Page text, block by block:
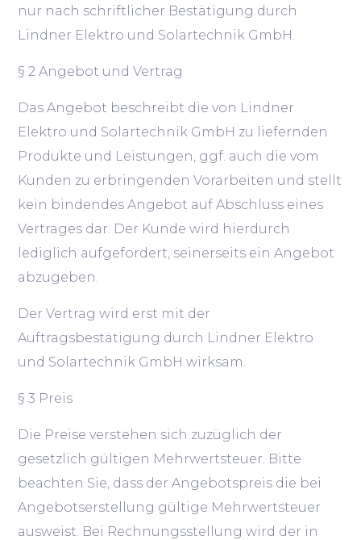
nur nach schriftlicher Bestätigung durch
Lindner Elektro und Solartechnik GmbH.
§ 2 Angebot und Vertrag
Das Angebot beschreibt die von Lindner
Elektro und Solartechnik GmbH zu liefernden
Produkte und Leistungen, ggf. auch die vom
Kunden zu erbringenden Vorarbeiten und stellt
kein bindendes Angebot auf Abschluss eines
Vertrages dar. Der Kunde wird hierdurch
lediglich aufgefordert, seinerseits ein Angebot
abzugeben.
Der Vertrag wird erst mit der
Auftragsbestätigung durch Lindner Elektro
und Solartechnik GmbH wirksam.
§ 3 Preis
Die Preise verstehen sich zuzüglich der
gesetzlich gültigen Mehrwertsteuer. Bitte
beachten Sie, dass der Angebotspreis die bei
Angebotserstellung gültige Mehrwertsteuer
ausweist. Bei Rechnungsstellung wird der in